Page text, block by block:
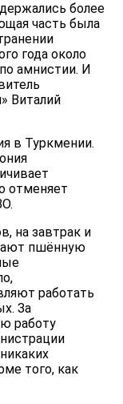
более
часть была
года около
амнистии. И
Виталий
в Туркмении.
отменяет
на завтрак и
пшённую
работать
За
работу
того, как